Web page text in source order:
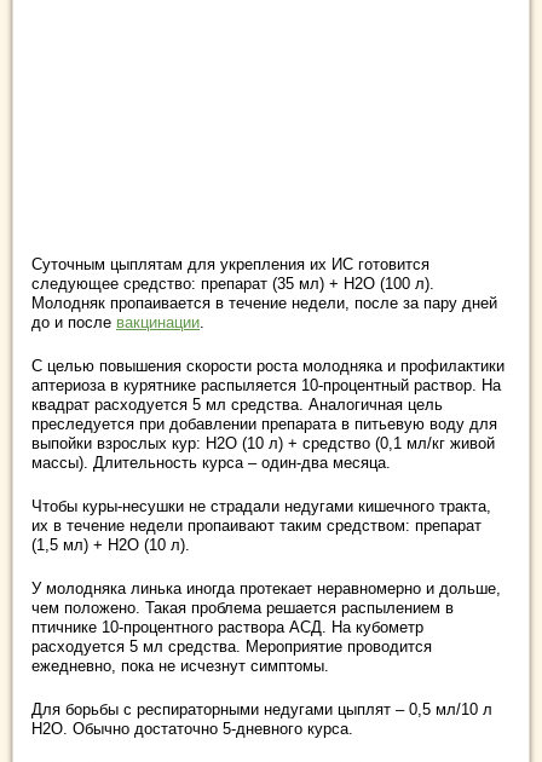
Суточным цыплятам для укрепления их ИС готовится
следующее средство: препарат (35 мл) + Н2О (100 л).
Молодняк пропаивается в течение недели, после за пару дней
до и после вакцинации.
С целью повышения скорости роста молодняка и профилактики
аптериоза в курятнике распыляется 10-процентный раствор. На
квадрат расходуется 5 мл средства. Аналогичная цель
преследуется при добавлении препарата в питьевую воду для
выпойки взрослых кур: Н2О (10 л) + средство (0,1 мл/кг живой
массы). Длительность курса – один-два месяца.
Чтобы куры-несушки не страдали недугами кишечного тракта,
их в течение недели пропаивают таким средством: препарат
(1,5 мл) + Н2О (10 л).
У молодняка линька иногда протекает неравномерно и дольше,
чем положено. Такая проблема решается распылением в
птичнике 10-процентного раствора АСД. На кубометр
расходуется 5 мл средства. Мероприятие проводится
ежедневно, пока не исчезнут симптомы.
Для борьбы с респираторными недугами цыплят – 0,5 мл/10 л
Н2О. Обычно достаточно 5-дневного курса.